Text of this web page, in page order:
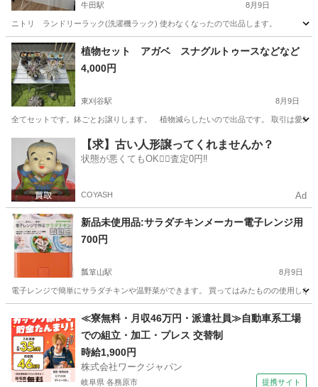
牛田駅 8月9日
ニトリ ランドリーラック(洗濯機ラック) 使わなくなったので出品します。
愛知 知立市 牛田駅 家庭用品 ラック
植物セット アガベ スナグルトゥースなどなど
4,000円
東刈谷駅 8月9日
全てセットです。鉢ごとお譲りします。 植物減らしたいので出品です。 取引は愛知
刈谷市 東刈谷駅 家庭用品 アガベ
【求】古い人形譲ってくれませんか？
状態が悪くてもOK🙆‍♀️査定0円‼️
COYASH Ad
新品未使用品:サラダチキンメーカー電子レンジ用
700円
瓢箪山駅 8月9日
電子レンジで簡単にサラダチキンや温野菜ができます。 買ってはみたものの使用し
瓢箪山駅 調理器具 サラダチキン
≪寮無料・月収46万円・派遣社員≫自動車系工場
での組立・加工・プレス 交替制
時給1,900円
株式会社ワークジャパン
岐阜県 各務原市 提携サイト